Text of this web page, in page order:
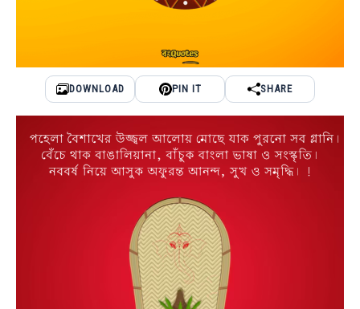
DOWNLOAD PIN IT SHARE